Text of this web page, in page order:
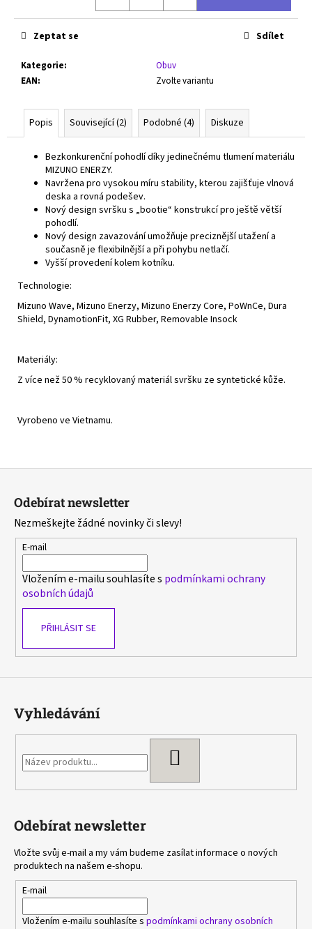
Kategorie:
Obuv
EAN: Zvolte variantu
Zeptat se Sdílet
Popis Související (2) Podobné (4) Diskuze
Bezkonkurenční pohodlí díky jedinečnému tlumení materiálu
MIZUNO ENERZY.
Navržena pro vysokou míru stability, kterou zajišťuje vlnová
deska a rovná podešev.
Nový design svršku s „bootie“ konstrukcí pro ještě větší
pohodlí.
Nový design zavazování umožňuje preciznější utažení a
současně je flexibilnější a při pohybu netlačí.
Vyšší provedení kolem kotníku.
Technologie:
Mizuno Wave, Mizuno Enerzy, Mizuno Enerzy Core, PoWnCe, Dura
Shield, DynamotionFit, XG Rubber, Removable Insock
Materiály:
Z více než 50 % recyklovaný materiál svršku ze syntetické kůže.
Vyrobeno ve Vietnamu.
Odebírat newsletter
Nezmeškejte žádné novinky či slevy!
E-mail
Vložením e-mailu souhlasíte s podmínkami ochrany
osobních údajů
PŘIHLÁSIT SE
Vyhledávání
Odebírat newsletter
Vložte svůj e-mail a my vám budeme zasílat informace o nových
produktech na našem e-shopu.
E-mail
Vložením e-mailu souhlasíte s podmínkami ochrany osobních